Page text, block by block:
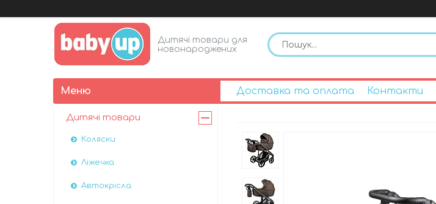
Дитячі товари для
новонароджених
Доставка та оплата Контакти
Дитячі товари
Коляски
Ліжечка
Автокрісла